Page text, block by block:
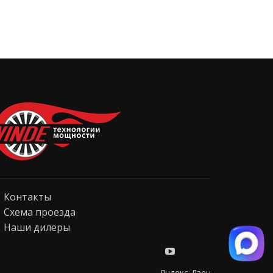
Контакты
Схема проезда
Наши дилеры